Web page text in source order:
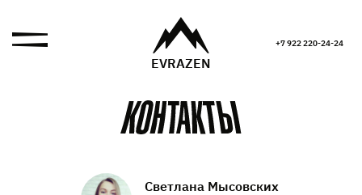
EVRAZEN
+7 922 220-24-24
Светлана Мысовских